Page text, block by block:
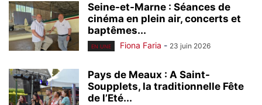
Seine-et-Marne : Séances de
cinéma en plein air, concerts et
baptêmes...
EN UNE Fiona Faria - 23 juin 2026
Pays de Meaux : A Saint-
Soupplets, la traditionnelle Fête
de l’Eté...